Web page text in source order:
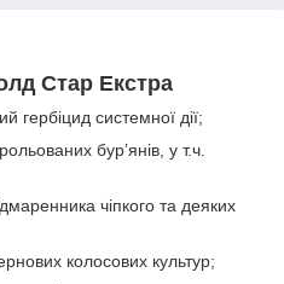
Стар Екстра
гербіцид системної дії;
бур’янів, у т.ч.
чіпкого та деяких
колосових культур;